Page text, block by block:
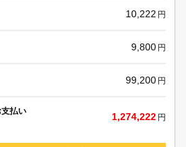
10,222 円
9,800 円
99,200 円
払い
1,274,222 円